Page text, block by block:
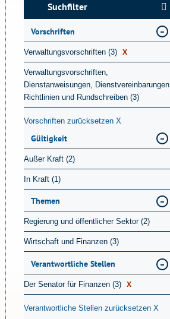
Suchfilter
Vorschriften
Verwaltungsvorschriften (3) X
Verwaltungsvorschriften,
Dienstanweisungen, Dienstvereinbarungen,
Richtlinien und Rundschreiben (3)
Vorschriften zurücksetzen X
Gültigkeit
Außer Kraft (2)
In Kraft (1)
Themen
Regierung und öffentlicher Sektor (2)
Wirtschaft und Finanzen (3)
Verantwortliche Stellen
Der Senator für Finanzen (3) X
Verantwortliche Stellen zurücksetzen X